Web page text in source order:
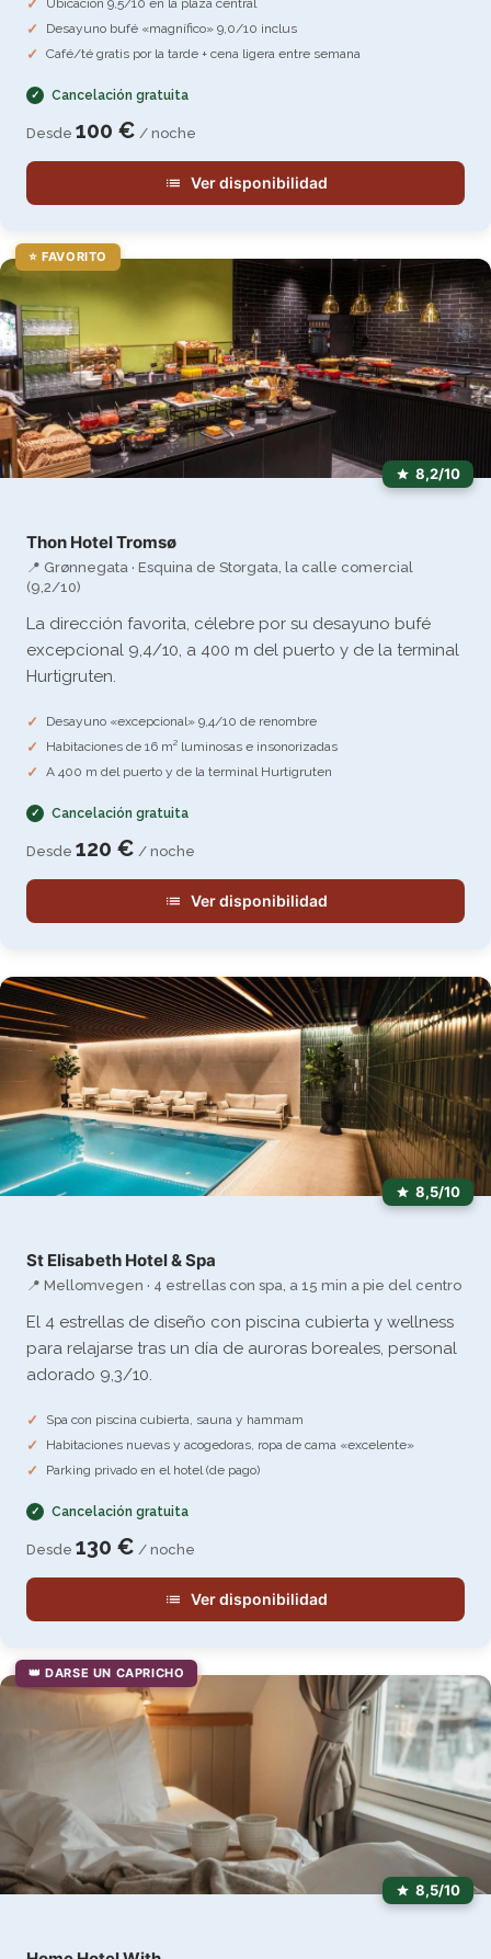
Ubicación 9,5/10 en la plaza central
Desayuno bufé «magnífico» 9,0/10 inclus
Café/té gratis por la tarde + cena ligera entre semana
Cancelación gratuita
Desde 100 € / noche
Ver disponibilidad
⭐ FAVORITO
8,2/10
Thon Hotel Tromsø
📍 Grønnegata · Esquina de Storgata, la calle comercial
(9,2/10)
La dirección favorita, célebre por su desayuno bufé
excepcional 9,4/10, a 400 m del puerto y de la terminal
Hurtigruten.
Desayuno «excepcional» 9,4/10 de renombre
Habitaciones de 16 m² luminosas e insonorizadas
A 400 m del puerto y de la terminal Hurtigruten
Cancelación gratuita
Desde 120 € / noche
Ver disponibilidad
8,5/10
St Elisabeth Hotel & Spa
📍 Mellomvegen · 4 estrellas con spa, a 15 min a pie del centro
El 4 estrellas de diseño con piscina cubierta y wellness
para relajarse tras un día de auroras boreales, personal
adorado 9,3/10.
Spa con piscina cubierta, sauna y hammam
Habitaciones nuevas y acogedoras, ropa de cama «excelente»
Parking privado en el hotel (de pago)
Cancelación gratuita
Desde 130 € / noche
Ver disponibilidad
👑 DARSE UN CAPRICHO
8,5/10